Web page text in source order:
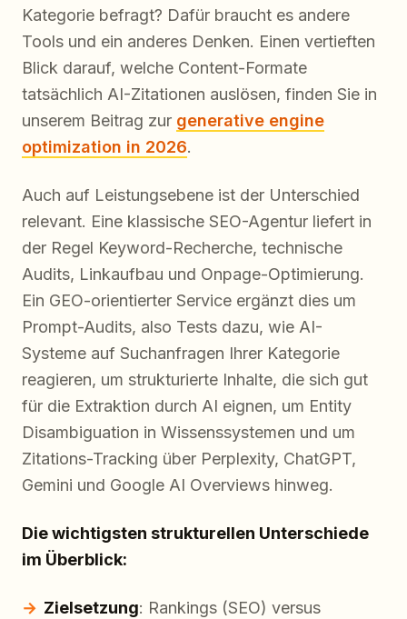
Kategorie befragt? Dafür braucht es andere
Tools und ein anderes Denken. Einen vertieften
Blick darauf, welche Content-Formate
tatsächlich AI-Zitationen auslösen, finden Sie in
unserem Beitrag zur generative engine
optimization in 2026.
Auch auf Leistungsebene ist der Unterschied
relevant. Eine klassische SEO-Agentur liefert in
der Regel Keyword-Recherche, technische
Audits, Linkaufbau und Onpage-Optimierung.
Ein GEO-orientierter Service ergänzt dies um
Prompt-Audits, also Tests dazu, wie AI-
Systeme auf Suchanfragen Ihrer Kategorie
reagieren, um strukturierte Inhalte, die sich gut
für die Extraktion durch AI eignen, um Entity
Disambiguation in Wissenssystemen und um
Zitations-Tracking über Perplexity, ChatGPT,
Gemini und Google AI Overviews hinweg.
Die wichtigsten strukturellen Unterschiede
im Überblick:
Zielsetzung: Rankings (SEO) versus